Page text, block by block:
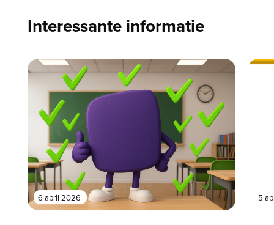
Interessante informatie
6 april 2026 5